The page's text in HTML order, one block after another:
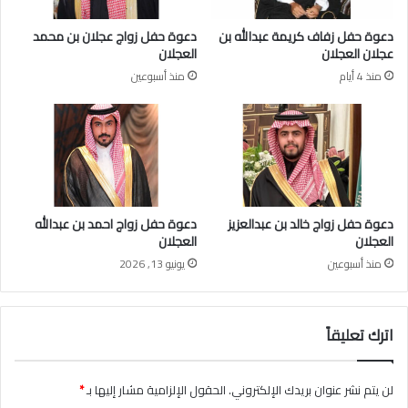
ر
ع
ب
و
ن
ر
ي
ا
ل
ل
س
ا
دعوة حفل زفاف كريمة عبدالله بن
عجلان العجلان
منذ 4 أيام
دعوة حفل زواج عجلان بن محمد
العجلان
منذ أسبوعين
دعوة حفل زواج خالد بن عبدالعزيز
العجلان
منذ أسبوعين
دعوة حفل زواج احمد بن عبدالله
العجلان
يونيو 13, 2026
اترك تعليقاً
لن يتم نشر عنوان بريدك الإلكتروني.الحقول الإلزامية مشار إليها بـ*